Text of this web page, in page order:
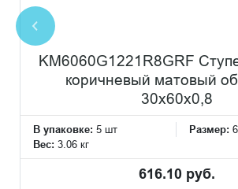
KM6060G1221R8GRF
коричневый матовый
30x60x0,8
В упаковке: 5 шт Размер:
Вес: 3.06 кг
616.10 руб.